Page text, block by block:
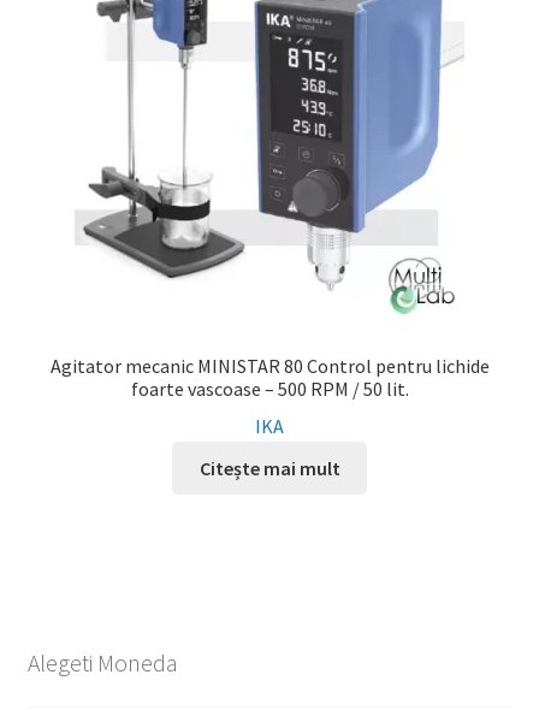
Agitator mecanic MINISTAR 80 Control pentru lichide
foarte vascoase – 500 RPM / 50 lit.
IKA
Citește mai mult
Alegeti Moneda